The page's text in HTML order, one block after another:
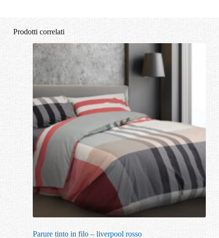
Prodotti correlati
Parure tinto in filo – liverpool rosso